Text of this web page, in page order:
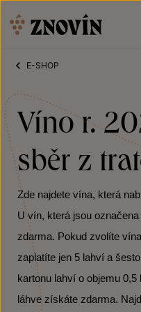
E-SHOP
Víno r.
sběr z
Zde najdete vína, která
U vín, která jsou
zdarma. Pokud zvolíte
zaplatíte jen 5 lahví a
kartonu lahví o objemu
láhve získáte zdarma.